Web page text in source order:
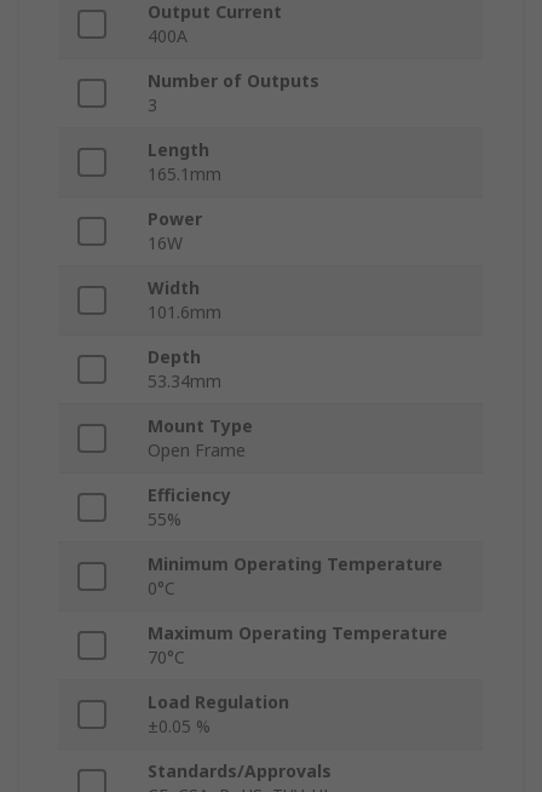
Output Current
400A
Number of Outputs
3
Length
165.1mm
Power
16W
Width
101.6mm
Depth
53.34mm
Mount Type
Open Frame
Efficiency
55%
Minimum Operating Temperature
0°C
Maximum Operating Temperature
70°C
Load Regulation
±0.05 %
Standards/Approvals